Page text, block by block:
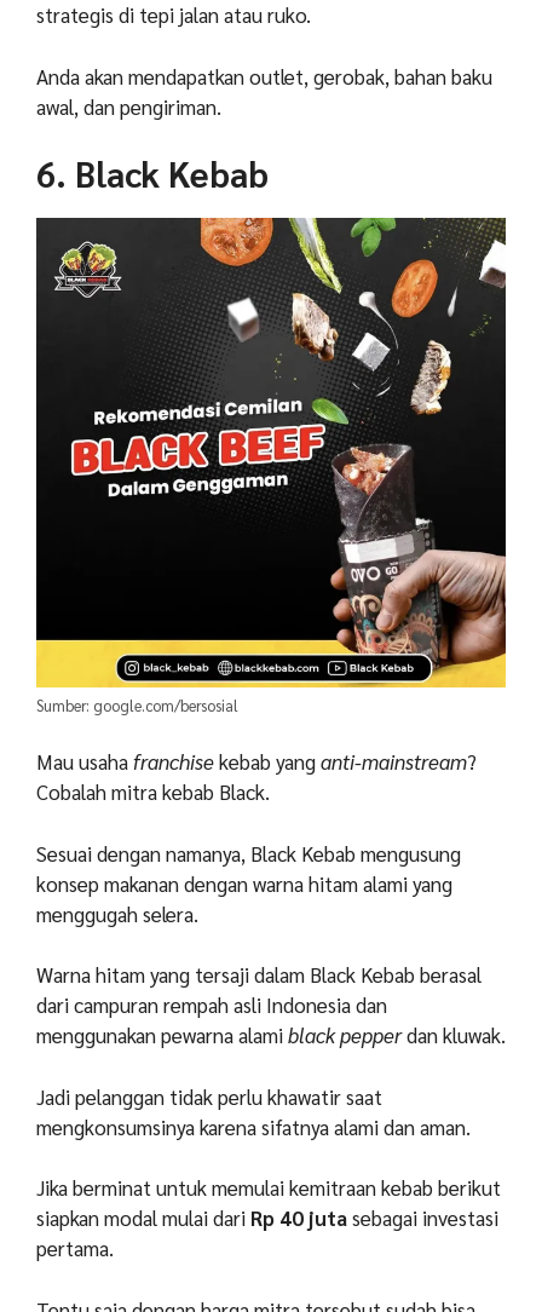
strategis di tepi jalan atau ruko.
Anda akan mendapatkan outlet, gerobak, bahan baku
awal, dan pengiriman.
6. Black Kebab
Sumber: google.com/bersosial
Mau usahafranchisekebab yanganti-mainstream?
Cobalah mitra kebab Black.
Sesuai dengan namanya, Black Kebab mengusung
konsep makanan dengan warna hitam alami yang
menggugah selera.
Warna hitam yang tersaji dalam Black Kebab berasal
dari campuran rempah asli Indonesia dan
menggunakan pewarna alamiblack pepperdan kluwak.
Jadi pelanggan tidak perlu khawatir saat
mengkonsumsinya karena sifatnya alami dan aman.
Jika berminat untuk memulai kemitraan kebab berikut
siapkan modal mulai dari Rp 40 jutasebagai investasi
pertama.